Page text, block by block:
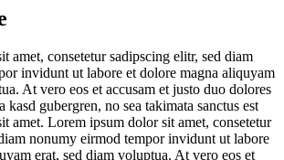
amet, consetetur sadipscing elitr, sed diam
invidunt ut labore et dolore magna aliquyam
At vero eos et accusam et justo duo dolores
kasd gubergren, no sea takimata sanctus est
amet. Lorem ipsum dolor sit amet, consetetur
nonumy eirmod tempor invidunt ut labore
erat, sed diam voluptua. At vero eos et